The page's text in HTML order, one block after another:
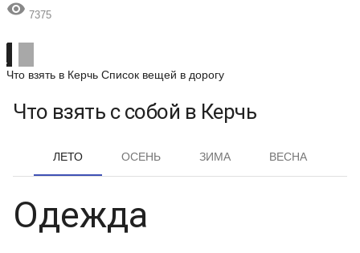
 7375
Что взять в Керчь Список вещей в дорогу
Что взять с собой в Керчь
ЛЕТО ОСЕНЬ ЗИМА ВЕСНА
Одежда